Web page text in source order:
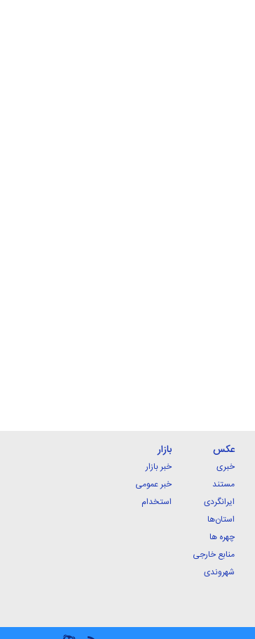
عکس
خبری
مستند
ایرانگردی
استان‌ها
چهره ها
منابع خارجی
شهروندی
بازار
خبر بازار
خبر عمومی
استخدام